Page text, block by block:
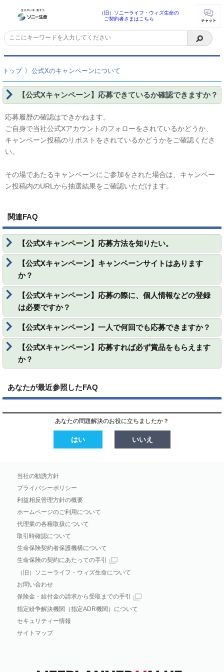
（旧）ソニーライフ・ウィズ生命の
ご契約者さまはこちら
トップ 〉 公式Xのキャンペーンについて
【公式Xキャンペーン】応募できているか確認できますか？
応募履歴の確認はできかねます。
ご自身で当社公式Xアカウントのフォローをされているかどうか、
キャンペーン投稿のリポストをされているかどうかをご確認くださ
い。
その場であたるキャンペーンにご参加をされた場合は、キャンペー
ン投稿内のURLから抽選結果をご確認いただけます。
関連FAQ
【公式Xキャンペーン】応募方法を知りたい。
【公式Xキャンペーン】キャンペーンサイトはあります
か？
【公式Xキャンペーン】応募の際に、個人情報などの登録
は必要ですか？
【公式Xキャンペーン】一人で何回でも応募できますか？
【公式Xキャンペーン】応募すれば必ず賞品をもらえます
か？
あなたが最近参照したFAQ
あなたの問題解決のお役に立ちましたか？
はい いいえ
当社の勧誘方針
プライバシーポリシー
利益相反管理方針の概要
ホームページのご利用について
代理業の各種取扱について
取引時確認について
生命保険契約者保護機構について
生命保険の契約にあたっての手引
（旧）ソニーライフ・ウィズ生命について
お問い合わせ
保険金・給付金の請求から受取までの手引
指定紛争解決機関（指定ADR機関）について
セキュリティー情報
サイトマップ